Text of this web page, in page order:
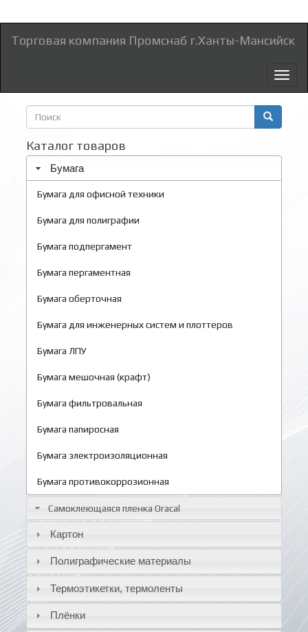
Торговая компания Промснаб г.Ханты-Мансийск
Форма
поиска
Каталог товаров
Бумага
Бумага для офисной техники
Бумага для полиграфии
Бумага подпергамент
Бумага пергаментная
Бумага оберточная
Бумага для инженерных систем и плоттеров
Бумага ЛПУ
Бумага мешочная (крафт)
Бумага фильтровальная
Бумага папиросная
Бумага электроизоляционная
Бумага противокоррозионная
Самоклеющаяся пленка Oracal
Картон
Полиграфические материалы
Термоэтикетки, термоленты
Плёнки